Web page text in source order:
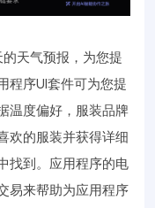
天气预报，为您提
程序UI套件可为您提
温度偏好，服装品牌
欢的服装并获得详细
找到。应用程序的电
易来帮助为应用程序